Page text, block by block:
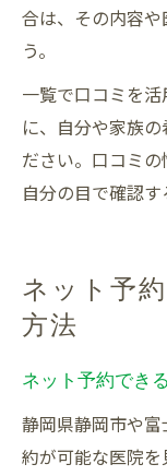
合は、その内容
う。
一覧で口コミを
に、自分や家族
ださい。口コミ
自分の目で確認す
ネット予
方法
ネット予約でき
静岡県静岡市や
約が可能な医院